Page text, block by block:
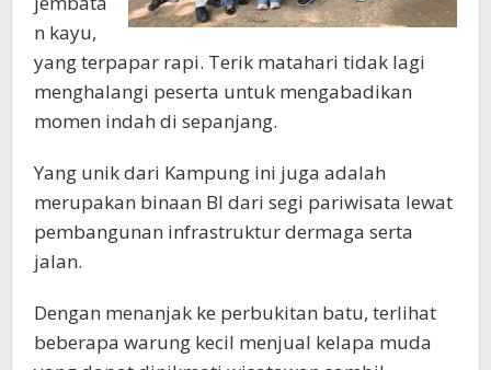
n kayu,
yang terpapar rapi. Terik matahari tidak lagi
menghalangi peserta untuk mengabadikan
momen indah di sepanjang.
Yang unik dari Kampung ini juga adalah
merupakan binaan BI dari segi pariwisata lewat
pembangunan infrastruktur dermaga serta
jalan.
Dengan menanjak ke perbukitan batu, terlihat
beberapa warung kecil menjual kelapa muda